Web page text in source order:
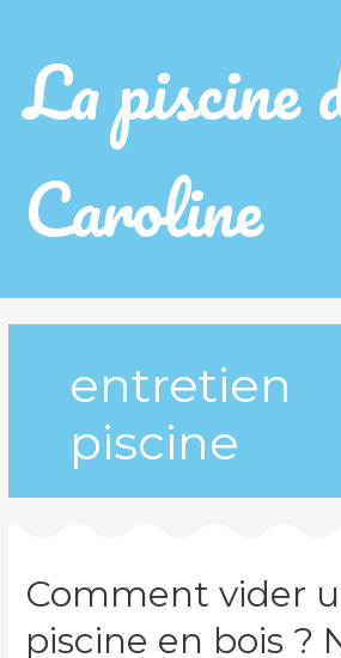
La piscine
Caroline
entretien
piscine
Comment vider
piscine en bois ?